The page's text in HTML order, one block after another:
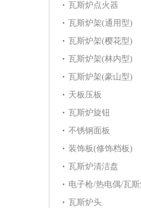
瓦斯炉点火器
瓦斯炉架(通用型)
瓦斯炉架(樱花型)
瓦斯炉架(林内型)
瓦斯炉架(豪山型)
天板压板
瓦斯炉旋钮
不锈钢面板
装饰板(修饰档板)
瓦斯炉清洁盘
瓦斯炉头